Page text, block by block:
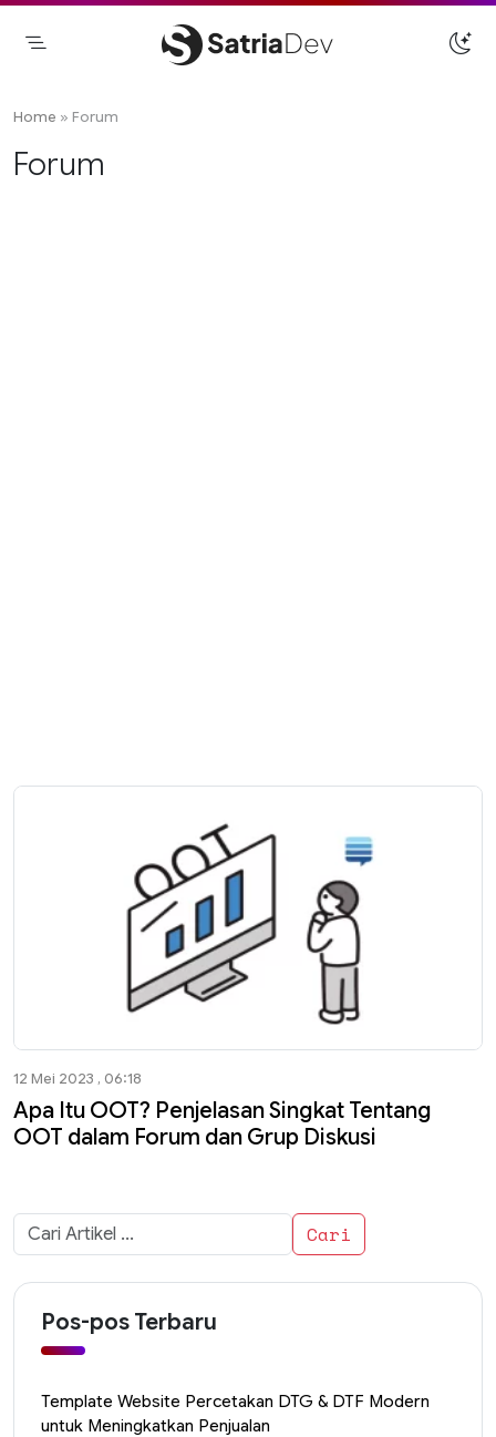
Skip
Home » Forum
Forum
12 Mei 2023 , 06:18
Apa Itu OOT? Penjelasan Singkat Tentang
OOT dalam Forum dan Grup Diskusi
Cari
untuk:
Pos-pos Terbaru
Template Website Percetakan DTG & DTF Modern
untuk Meningkatkan Penjualan